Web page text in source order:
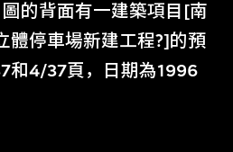
的背面有一建築項目[南
體停車場新建工程?]的預
和4/37頁，日期為1996